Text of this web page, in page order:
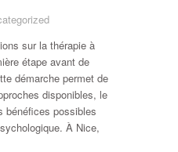
sur la thérapie à
étape avant de
démarche permet de
disponibles, le
bénéfices possibles
À Nice,